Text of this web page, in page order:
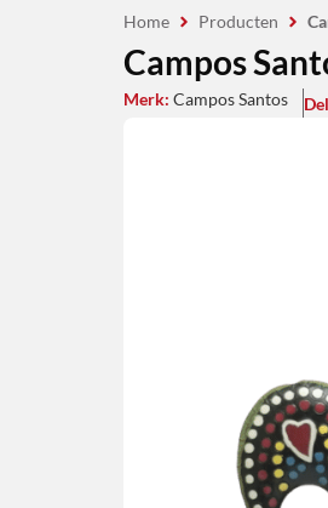
Home Producten
Campos
Merk: Campos Santos